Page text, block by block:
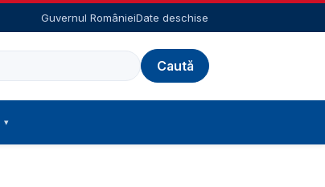
Guvernul RomânieiDate deschise